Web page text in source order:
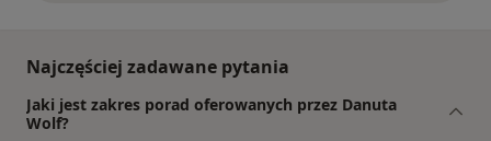
Najczęściej zadawane pytania
Jaki jest zakres porad oferowanych przez Danuta
Wolf?